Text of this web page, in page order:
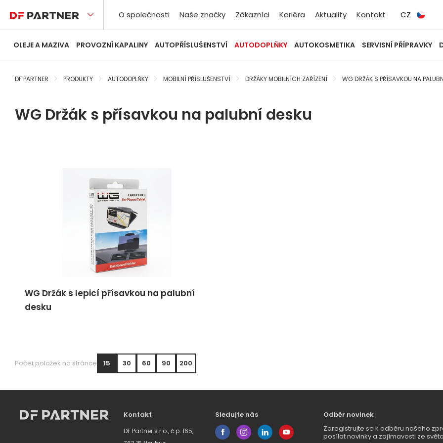
O společnosti Naše značky Zákazníci Kariéra Aktuality Kontakt CZ
OLEJE A MAZIVA PROVOZNÍ KAPALINY AUTOPŘÍSLUŠENSTVÍ AUTODOPLŇKY AUTOKOSMETIKA SERVISNÍ PŘÍPRAVKY
DF PARTNER PRODUKTY AUTODOPLŇKY MOBILNÍ PŘÍSLUŠENSTVÍ DRŽÁKY MOBILNÍCH ZAŘÍZENÍ WG DRŽÁK S PŘÍSAVKOU NA
WG Držák s přísavkou na palubní desku
WG Držák s lepicí přísavkou na palubní
desku
Počet položek na stránce 15 30 60 90 200
Kontakt
DF Partner s.r.o., č.p. 165,
Sledujte nás
Odběr novinek
Zaregistrujte se k odběru našeho
posílat novinky a zajímavosti ze světa